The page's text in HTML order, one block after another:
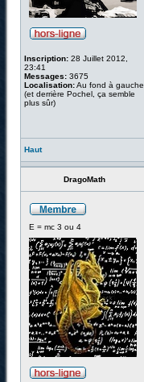
Inscription: 28 Juillet 2012,
23:41
Messages: 3675
Localisation:Au fond à gauche
(et derrière Pochel, ça semble
plus sûr)
Haut
DragoMath
E = mc 3 ou 4